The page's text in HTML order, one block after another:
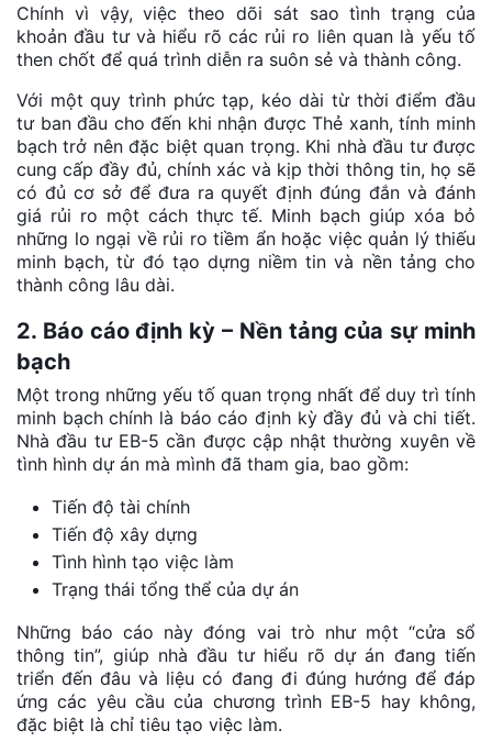
Chính vì vậy, việc theo dõi sát sao tình trạng của
khoản đầu tư và hiểu rõ các rủi ro liên quan là yếu tố
then chốt để quá trình diễn ra suôn sẻ và thành công.
Với một quy trình phức tạp, kéo dài từ thời điểm đầu
tư ban đầu cho đến khi nhận được Thẻ xanh, tính minh
bạch trở nên đặc biệt quan trọng. Khi nhà đầu tư được
cung cấp đầy đủ, chính xác và kịp thời thông tin, họ sẽ
có đủ cơ sở để đưa ra quyết định đúng đắn và đánh
giá rủi ro một cách thực tế. Minh bạch giúp xóa bỏ
những lo ngại về rủi ro tiềm ẩn hoặc việc quản lý thiếu
minh bạch, từ đó tạo dựng niềm tin và nền tảng cho
thành công lâu dài.
2. Báo cáo định kỳ – Nền tảng của sự minh
bạch
Một trong những yếu tố quan trọng nhất để duy trì tính
minh bạch chính là báo cáo định kỳ đầy đủ và chi tiết.
Nhà đầu tư EB-5 cần được cập nhật thường xuyên về
tình hình dự án mà mình đã tham gia, bao gồm:
Tiến độ tài chính
Tiến độ xây dựng
Tình hình tạo việc làm
Trạng thái tổng thể của dự án
Những báo cáo này đóng vai trò như một “cửa sổ
thông tin”, giúp nhà đầu tư hiểu rõ dự án đang tiến
triển đến đâu và liệu có đang đi đúng hướng để đáp
ứng các yêu cầu của chương trình EB-5 hay không,
đặc biệt là chỉ tiêu tạo việc làm.